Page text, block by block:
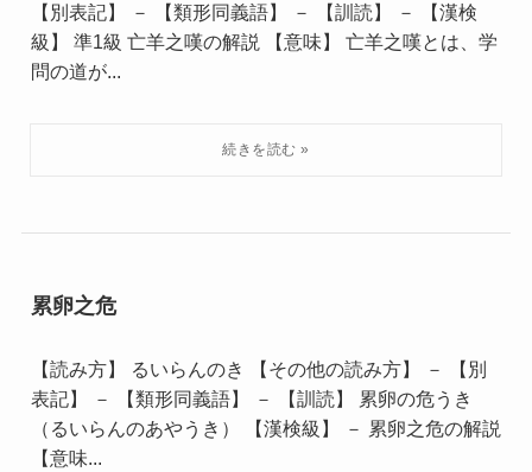
【別表記】 － 【類形同義語】 － 【訓読】 － 【漢検
級】 準1級 亡羊之嘆の解説 【意味】 亡羊之嘆とは、学
問の道が...
累卵之危
【読み方】 るいらんのき 【その他の読み方】 － 【別
表記】 － 【類形同義語】 － 【訓読】 累卵の危うき
（るいらんのあやうき） 【漢検級】 － 累卵之危の解説
【意味...